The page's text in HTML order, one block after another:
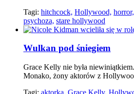
Tagi: hitchcock, Hollywood, horror,
psychoza, stare hollywood
Wulkan pod śniegiem
Grace Kelly nie była
Monako, żony aktorów z
Tagi: aktorka, Grace Kelly,